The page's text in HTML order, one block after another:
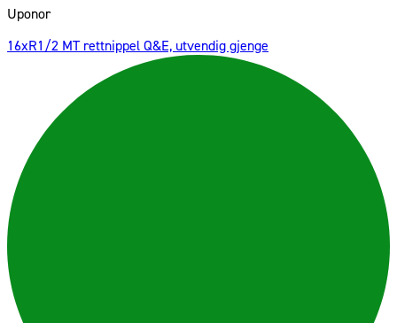
Uponor
16xR1/2 MT rettnippel Q&E, utvendig gjenge